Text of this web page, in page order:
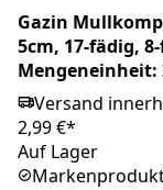
Gazin
5cm, 17-fädig,
Mengeneinheit:
Versand
2,99 €*
Auf Lager